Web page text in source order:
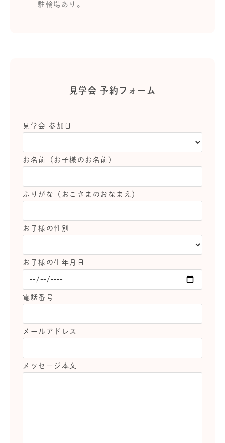
駐輪場あり。
見学会 予約フォーム
見学会 参加日
お名前（お子様のお名前）
ふりがな（おこさまのおなまえ）
お子様の性別
お子様の生年月日
電話番号
メールアドレス
メッセージ本文